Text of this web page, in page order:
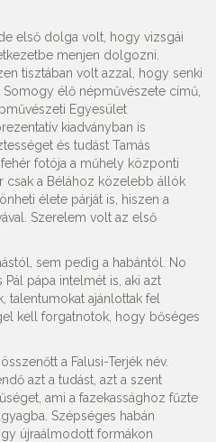
első dolga volt, hogy vizsgái
menjen dolgozni.
tisztában volt azzal, hogy senki
élő népművészete című,
Egyesület
kiadványban is
és tudást Tamás
fehér fotója a műhely központi
csak a Bélához közelebb állók
élete párját is, hiszen a
Szerelem volt az első
sem pedig a habántól. No
pápa intelmét is, aki azt
talentumokat ajánlottak fel
kell forgatnotok, hogy bőséges
a Falusi-Terjék név.
azt a tudást, azt a szent
ami a fazekassághoz fűzte
Szépséges habán
újraálmodott formákon